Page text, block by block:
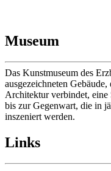
Museum
Das Kunstmuseum des
ausgezeichneten
Architektur verbindet,
bis zur Gegenwart, die in
inszeniert werden.
Links